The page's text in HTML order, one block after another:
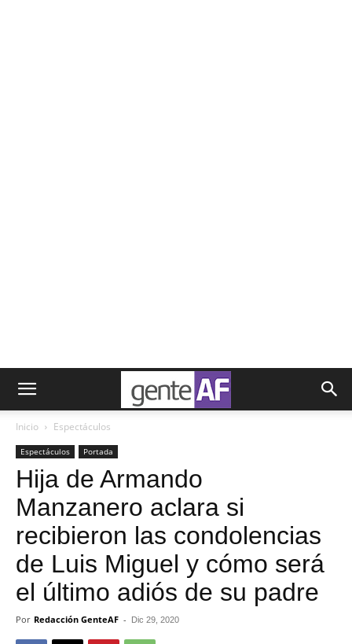
Inicio Espectáculos
Espectáculos Portada
Hija de Armando
Manzanero aclara si
recibieron las condolencias
de Luis Miguel y cómo será
el último adiós de su padre
Por Redacción GenteAF - Dic 29, 2020